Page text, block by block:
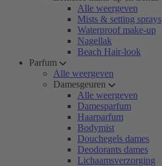
Alle weergeven
Mists & setting sprays
Waterproof make-up
Nagellak
Beach Hair-look
Parfum
Alle weergeven
Damesgeuren
Alle weergeven
Damesparfum
Haarparfum
Bodymist
Douchegels dames
Deodorants dames
Lichaamsverzorging